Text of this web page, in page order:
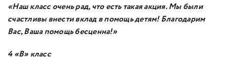
«Наш классочень рад, что есть такая акция. Мы были
счастливы внести вклад в помощь детям! Благодарим
Вас, Ваша помощь бесценна!»
4 «В» класс